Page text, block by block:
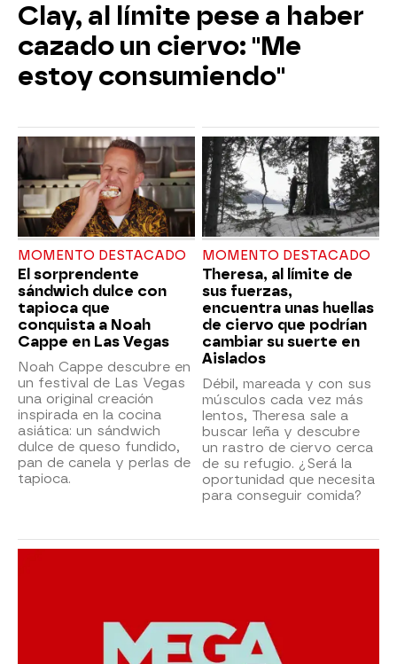
Clay, al límite pese a haber
cazado un ciervo: "Me
estoy consumiendo"
MOMENTO DESTACADO
El sorprendente
sándwich dulce con
tapioca que
conquista a Noah
Cappe en Las Vegas
Noah Cappe descubre en
un festival de Las Vegas
una original creación
inspirada en la cocina
asiática: un sándwich
dulce de queso fundido,
pan de canela y perlas de
tapioca.
MOMENTO DESTACADO
Theresa, al límite de
sus fuerzas,
encuentra unas huellas
de ciervo que podrían
cambiar su suerte en
Aislados
Débil, mareada y con sus
músculos cada vez más
lentos, Theresa sale a
buscar leña y descubre
un rastro de ciervo cerca
de su refugio. ¿Será la
oportunidad que necesita
para conseguir comida?